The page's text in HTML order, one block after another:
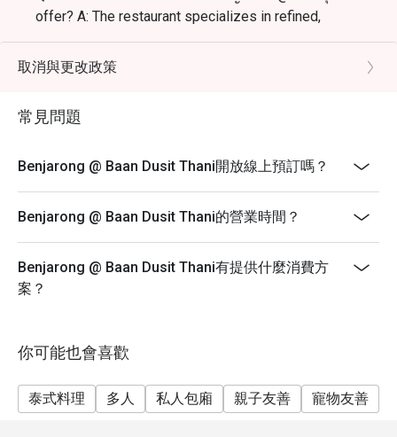
offer? A: The restaurant specializes in refined,
traditional, and authentic Thai cuisine using premium
ingredients.
dish is the 72-hour braised beef green curry. Other
popular items include Tom Yum Goong and the unique
Q: What is the dress code? A: The atmosphere is
professional and luxury-casual; smart casual attire is
recommended, especially for business hosting or
Q: How do I get to เบญจรงค์ @ บ้านดุสิตธานี? A: It is
located at Baan Dusit Thani on Saladaeng Road. It is
vicinity.
取消與更改政策
常見問題
Benjarong @ Baan Dusit Thani開放線上預訂嗎？
Benjarong @ Baan Dusit Thani的營業時間？
Benjarong @ Baan Dusit Thani有提供什麼消費方
案？
你可能也會喜歡
泰式料理 多人 私人包廂 親子友善 寵物友善